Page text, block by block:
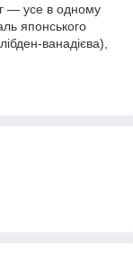
— усе в одному
японського
ванадієва),